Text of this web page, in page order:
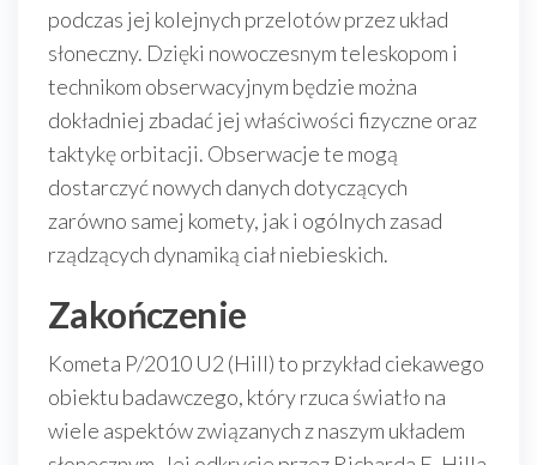
podczas jej kolejnych przelotów przez układ
słoneczny. Dzięki nowoczesnym teleskopom i
technikom obserwacyjnym będzie można
dokładniej zbadać jej właściwości fizyczne oraz
taktykę orbitacji. Obserwacje te mogą
dostarczyć nowych danych dotyczących
zarówno samej komety, jak i ogólnych zasad
rządzących dynamiką ciał niebieskich.
Zakończenie
Kometa P/2010 U2 (Hill) to przykład ciekawego
obiektu badawczego, który rzuca światło na
wiele aspektów związanych z naszym układem